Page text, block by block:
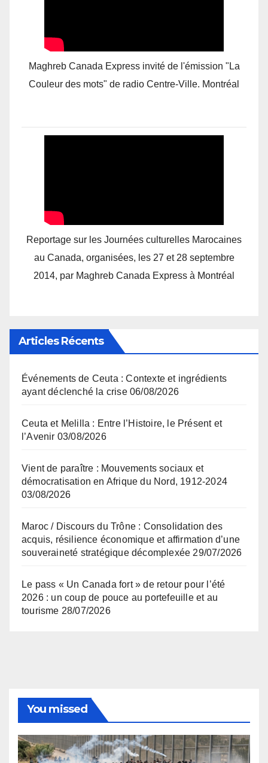
Maghreb Canada Express invité de l'émission "La
Couleur des mots" de radio Centre-Ville. Montréal
Reportage sur les Journées culturelles Marocaines
au Canada, organisées, les 27 et 28 septembre
2014, par Maghreb Canada Express à Montréal
Articles Récents
Événements de Ceuta : Contexte et ingrédients
ayant déclenché la crise 06/08/2026
Ceuta et Melilla : Entre l’Histoire, le Présent et
l’Avenir 03/08/2026
Vient de paraître : Mouvements sociaux et
démocratisation en Afrique du Nord, 1912-2024
03/08/2026
Maroc / Discours du Trône : Consolidation des
acquis, résilience économique et affirmation d’une
souveraineté stratégique décomplexée 29/07/2026
Le pass « Un Canada fort » de retour pour l’été
2026 : un coup de pouce au portefeuille et au
tourisme 28/07/2026
You missed